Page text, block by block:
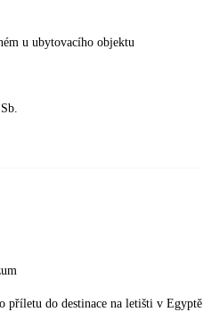
u ubytovacího objektu
příletu do destinace na letišti v